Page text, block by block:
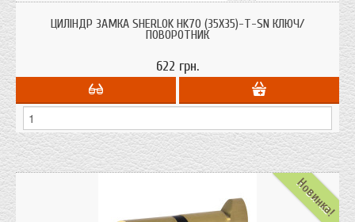
системою захисту від висвердлювання, від вибивання.
ЦИЛІНДР ЗАМКА SHERLOK HK70 (35Х35)-Т-SN КЛЮЧ/
ПОВОРОТНИК
622 грн.
Новинка!